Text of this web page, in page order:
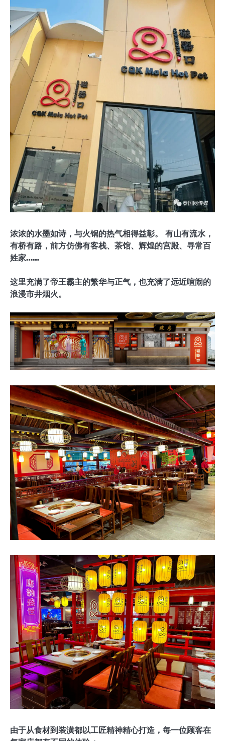
浓浓的水墨如诗，与火锅的热气相得益彰。 有山有流水，
有桥有路，前方仿佛有客栈、茶馆、辉煌的宫殿、寻常百
姓家……
这里充满了帝王霸主的繁华与正气，也充满了远近喧闹的
浪漫市井烟火。
由于从食材到装潢都以工匠精神精心打造，每一位顾客在